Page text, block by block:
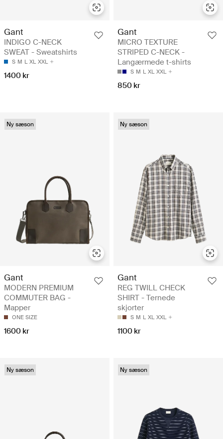
Gant
INDIGO C-NECK
SWEAT - Sweatshirts
S M L XL XXL
1400 kr
Gant
MICRO TEXTURE
STRIPED C-NECK -
Langærmede t-shirts
S M L XL XXL
850 kr
Ny sæson
Gant
MODERN PREMIUM
COMMUTER BAG -
Mapper
ONE SIZE
1600 kr
Ny sæson
Gant
REG TWILL CHECK
SHIRT - Ternede
skjorter
S M L XL XXL
1100 kr
Ny sæson Ny sæson